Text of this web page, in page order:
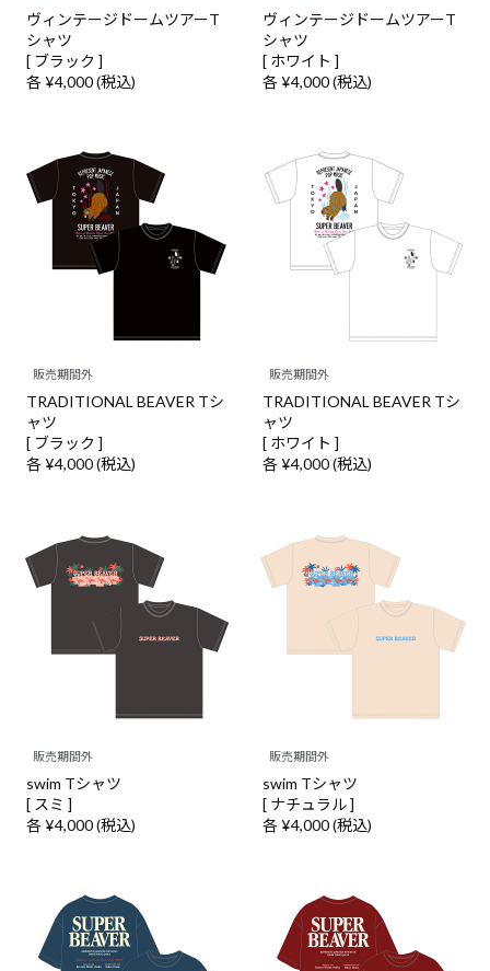
ヴィンテージドームツアーT
シャツ
[ ブラック ]
各 ¥4,000 (税込)
ヴィンテージドームツアーT
シャツ
[ ホワイト ]
各 ¥4,000 (税込)
販売期間外
TRADITIONAL BEAVER Tシ
ャツ
[ ブラック ]
各 ¥4,000 (税込)
販売期間外
TRADITIONAL BEAVER Tシ
ャツ
[ ホワイト ]
各 ¥4,000 (税込)
販売期間外
swim Tシャツ
[ スミ ]
各 ¥4,000 (税込)
販売期間外
swim Tシャツ
[ ナチュラル ]
各 ¥4,000 (税込)